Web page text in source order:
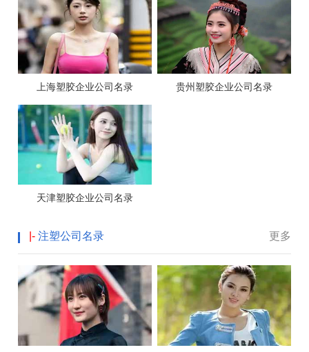
上海塑胶企业公司名录 贵州塑胶企业公司名录
天津塑胶企业公司名录
更多
|- 注塑公司名录